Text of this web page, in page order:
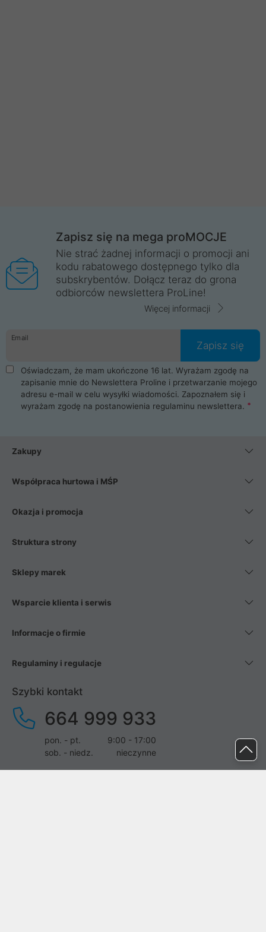
Zapisz się na mega proMOCJE
Nie strać żadnej informacji o promocji ani
kodu rabatowego dostępnego tylko dla
subskrybentów. Dołącz teraz do grona
odbiorców newslettera ProLine!
Więcej informacji
Email
Zapisz się
Oświadczam, że mam ukończone 16 lat. Wyrażam zgodę na
zapisanie mnie do Newslettera Proline i przetwarzanie mojego
adresu e-mail w celu wysyłki wiadomości. Zapoznałem się i
wyrażam zgodę na postanowienia regulaminu newslettera.
Zakupy
Współpraca hurtowa i MŚP
Okazja i promocja
Struktura strony
Sklepy marek
Wsparcie klienta i serwis
Informacje o firmie
Regulaminy i regulacje
Szybki kontakt
664 999 933
pon. - pt.
9:00 - 17:00
sob. - niedz.
nieczynne